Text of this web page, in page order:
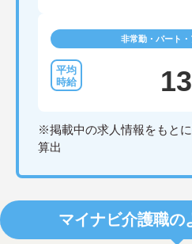
非常勤・パート・
※掲載中の求人情報をもと
算出
マイナビ介護職の